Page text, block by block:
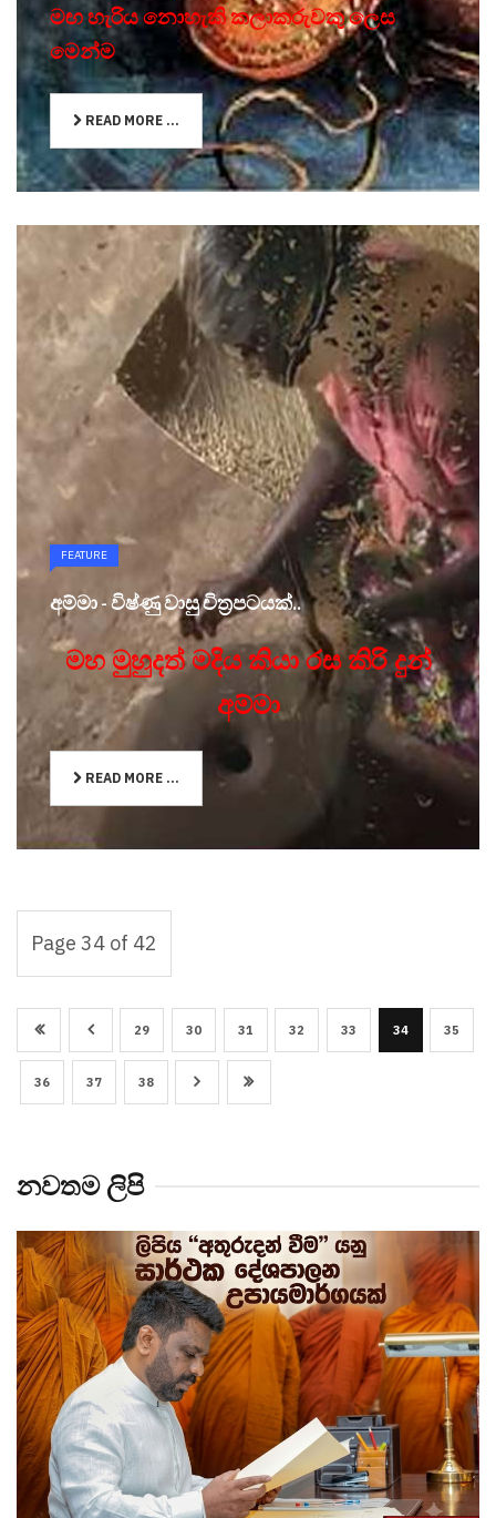
මඟ හැරිය නොහැකි කලාකරුවකු ලෙස
මෙන්ම
READ MORE ...
FEATURE
අම්මා - විෂ්ණු වාසු චිත්‍රපටයක්..
මහ මුහුදත් මදිය කියා රස කිරි දුන්
අම්මා
READ MORE ...
Page 34 of 42
29 30 31 32 33 34 35
36 37 38
නවතම ලිපි